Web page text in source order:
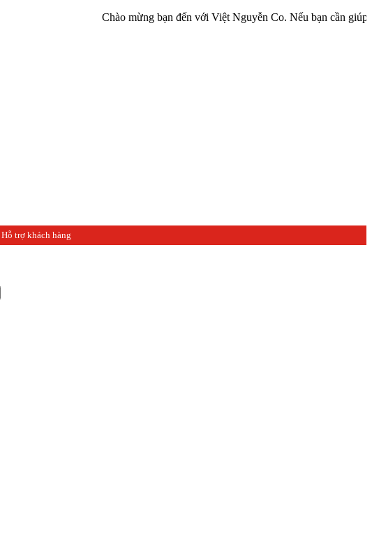
Chào mừng bạn đến với Việt Nguyễn Co. Nếu bạn cần giúp đỡ hãy
Hỗ trợ khách hàng